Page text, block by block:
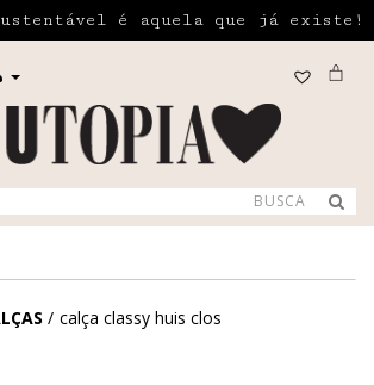
é aquela que já existe!
calça classy huis clos